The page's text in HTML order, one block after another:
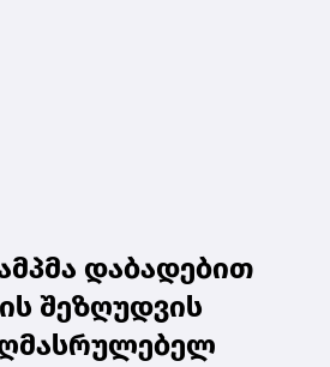
დაბადებით
შეზღუდვის